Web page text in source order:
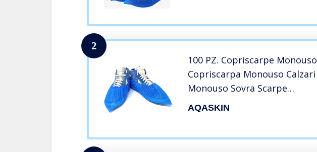
2
100 PZ. Copriscarpe Monouso
Copriscarpa Monouso Calzari
Monouso Sovra Scarpe
Monouso Ingresso Pisicna
Visitatore Ludoteca Aqaskin 50
AQASKIN